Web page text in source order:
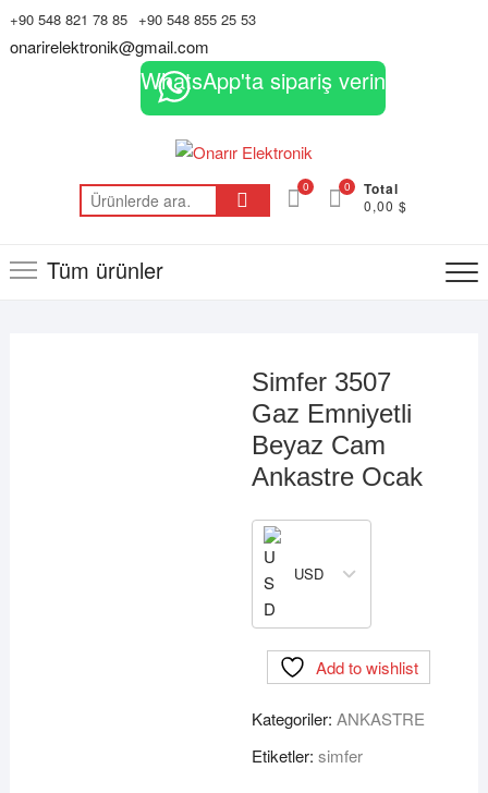
Skip
+90 548 821 78 85 +90 548 855 25 53
onarirelektronik@gmail.com
WhatsApp'ta sipariş verin
Ara: 0 Total
0,00 $
0
Tüm ürünler
Simfer 3507
Gaz Emniyetli
Beyaz Cam
Ankastre Ocak
USD
Add to wishlist
Kategoriler:ANKASTRE
Etiketler:simfer